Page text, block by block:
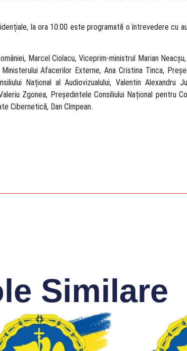
la ora 10:00 este programată o întrevedere cu
Marcel Ciolacu, Viceprim-ministrul Marian
Afacerilor Externe, Ana Cristina Tinca,
Național al Audiovizualului, Valentin Alexandru
Zgonea, Președintele Consiliului Național pentru
Cibernetică, Dan Cîmpean.
Similare